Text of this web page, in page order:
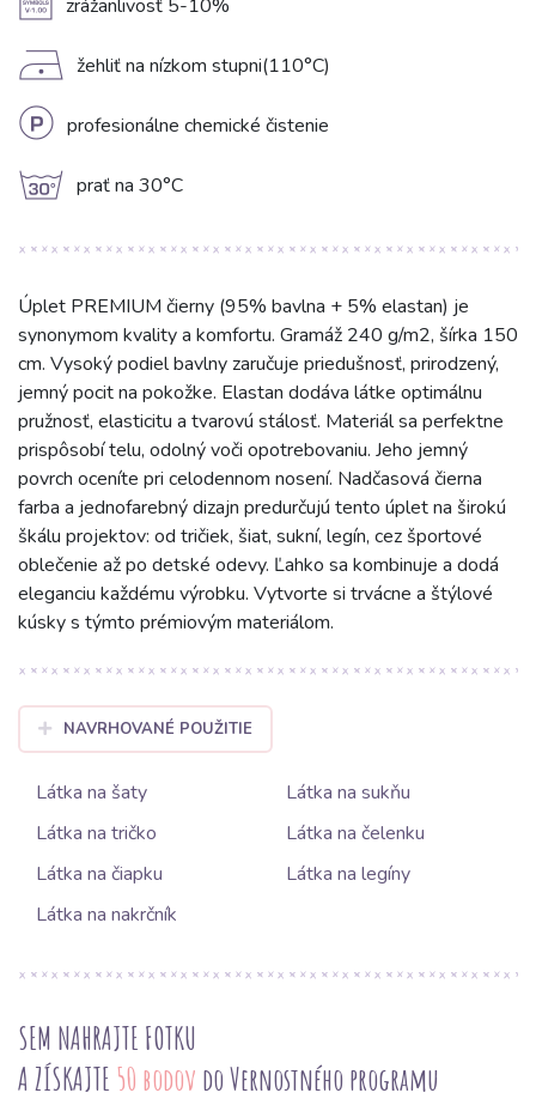
A zrážanlivosť 5-10%
D žehliť na nízkom stupni(110°C)
L profesionálne chemické čistenie
g prať na 30°C
Úplet PREMIUM čierny (95% bavlna + 5% elastan) je
synonymom kvality a komfortu. Gramáž 240 g/m2, šírka 150
cm. Vysoký podiel bavlny zaručuje priedušnosť, prirodzený,
jemný pocit na pokožke. Elastan dodáva látke optimálnu
pružnosť, elasticitu a tvarovú stálosť. Materiál sa perfektne
prispôsobí telu, odolný voči opotrebovaniu. Jeho jemný
povrch oceníte pri celodennom nosení. Nadčasová čierna
farba a jednofarebný dizajn predurčujú tento úplet na širokú
škálu projektov: od tričiek, šiat, sukní, legín, cez športové
oblečenie až po detské odevy. Ľahko sa kombinuje a dodá
eleganciu každému výrobku. Vytvorte si trvácne a štýlové
kúsky s týmto prémiovým materiálom.
NAVRHOVANÉ POUŽITIE
Látka na šaty
Látka na sukňu
Látka na tričko
Látka na čelenku
Látka na čiapku
Látka na legíny
Látka na nakrčník
SEM NAHRAJTE FOTKU
A ZÍSKAJTE 50 bodov do Vernostného programu